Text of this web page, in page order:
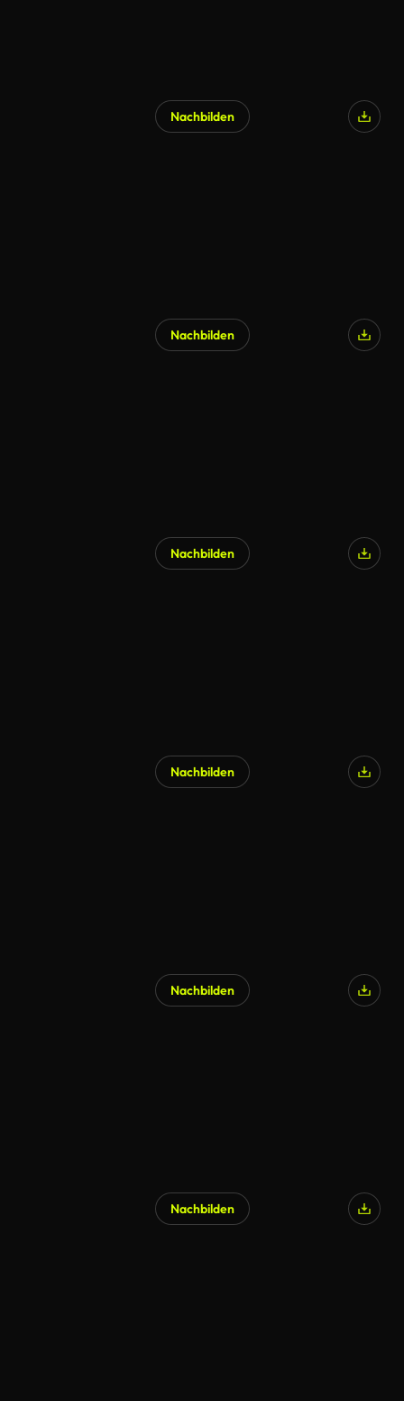
Nachbilden
Nachbilden
Nachbilden
Nachbilden
Nachbilden
Nachbilden